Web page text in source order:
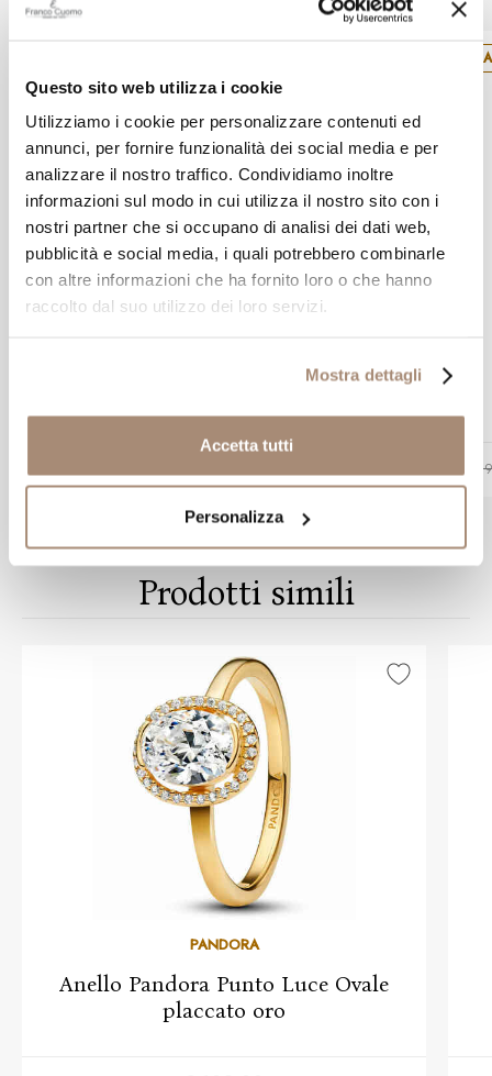
Questo sito web utilizza i cookie
Utilizziamo i cookie per personalizzare contenuti ed
annunci, per fornire funzionalità dei social media e per
analizzare il nostro traffico. Condividiamo inoltre
informazioni sul modo in cui utilizza il nostro sito con i
nostri partner che si occupano di analisi dei dati web,
pubblicità e social media, i quali potrebbero combinarle
con altre informazioni che ha fornito loro o che hanno
raccolto dal suo utilizzo dei loro servizi.
Mostra dettagli
Accetta tutti
Personalizza
Bracciale Tennis Pandora in argento
€ 69,00 €
Prodotti simili
PANDORA
Anello Pandora Punto Luce Ovale
placcato oro